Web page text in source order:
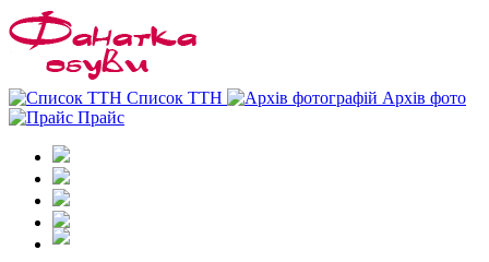
Список ТТН
Архів фото
Прайс